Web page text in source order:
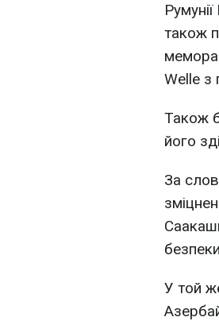
також
Welle з
Також
його
За
У той